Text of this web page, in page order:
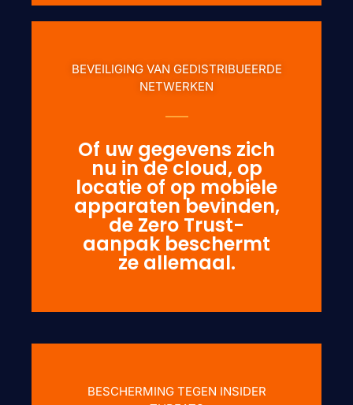
BEVEILIGING VAN GEDISTRIBUEERDE
NETWERKEN
Of uw gegevens zich
nu in de cloud, op
locatie of op mobiele
apparaten bevinden,
de Zero Trust-
aanpak beschermt
ze allemaal.
BESCHERMING TEGEN INSIDER